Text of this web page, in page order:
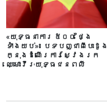
«យុទ្ធនាការ ៥០០ ថ្ងៃ
ទាំងយប់​»៖ បទ​បញ្ជាពីបេះដូង
ក្នុងដំណើរ​ការស្វែងរក​
ឈ្មោះ​វីរៈ​យុទ្ធជនពលី